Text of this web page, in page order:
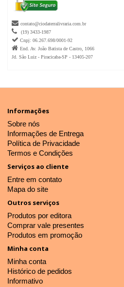
 contato@ciodaterralivraria.com.br
 (19) 3433-1987
 Cnpj: 06.267.698/0001-92
 End. Av. João Batista de Castro, 1066
Jd. São Luiz - Piracicaba-SP - 13405-207
Informações
Sobre nós
Informações de Entrega
Política de Privacidade
Termos e Condições
Serviços ao cliente
Entre em contato
Mapa do site
Outros serviços
Produtos por editora
Comprar vale presentes
Produtos em promoção
Minha conta
Minha conta
Histórico de pedidos
Informativo